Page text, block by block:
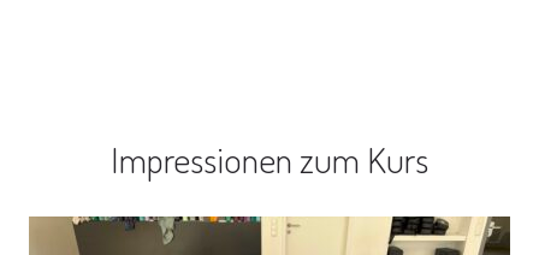
Impressionen zum Kurs